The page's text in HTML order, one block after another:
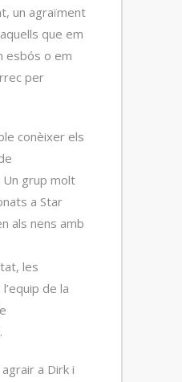
un agraïment
que em
esbós o em
per
conèixer els
grup molt
a Star
als nens amb
les
de la
a Dirk i